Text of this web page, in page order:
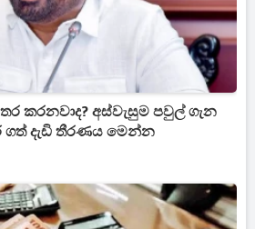
කරනවාද? අස්වැසුම පවුල් ගැන
ගත් දැඩි තීරණය මෙන්න